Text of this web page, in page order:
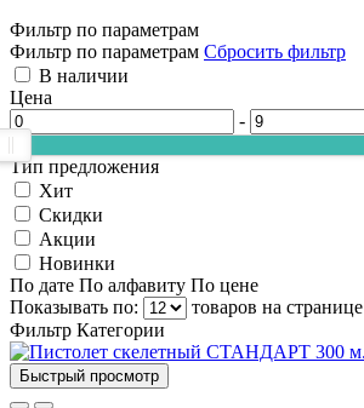
Фильтр по параметрам
Фильтр по параметрам Сбросить фильтр
В наличии
Цена
-
Тип предложения
Хит
Скидки
Акции
Новинки
По дате По алфавиту По цене
Показывать по:
товаров на странице
Фильтр Категории
Быстрый просмотр